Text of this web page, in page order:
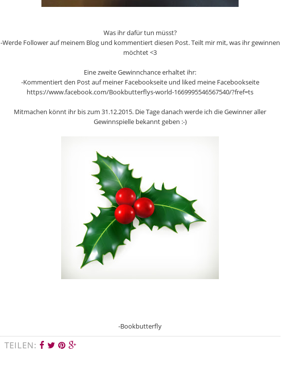
Was ihr dafür tun müsst?
-Werde Follower auf meinem Blog und kommentiert diesen Post. Teilt mir mit, was ihr gewinnen
möchtet <3
Eine zweite Gewinnchance erhaltet ihr:
-Kommentiert den Post auf meiner Facebookseite und liked meine Facebookseite
https://www.facebook.com/Bookbutterflys-world-1669995546567540/?fref=ts
Mitmachen könnt ihr bis zum 31.12.2015. Die Tage danach werde ich die Gewinner aller
Gewinnspielle bekannt geben :-)
-Bookbutterfly
TEILEN: